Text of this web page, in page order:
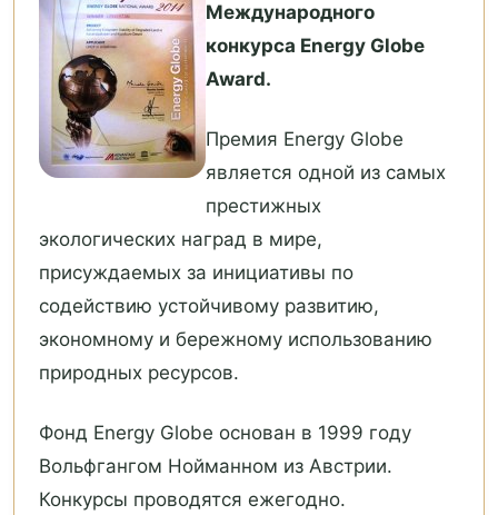
Международного
конкурса Energy Globe
Award.
Премия Energy Globe
является одной из самых
престижных
экологических наград в мире,
присуждаемых за инициативы по
содействию устойчивому развитию,
экономному и бережному использованию
природных ресурсов.
Фонд Energy Globe основан в 1999 году
Вольфгангом Нойманном из Австрии.
Конкурсы проводятся ежегодно.